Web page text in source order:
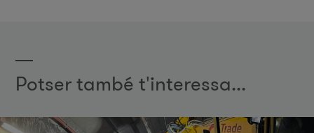
Potser també t'interessa...